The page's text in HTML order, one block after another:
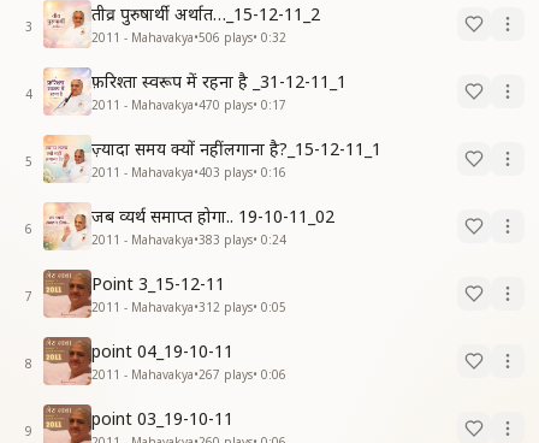
3
तीव्र पुरुषार्थी अर्थात…_15-12-11_2
2011 - Mahavakya•506 plays• 0:32
4
फ़रिश्ता स्वरूप में रहना है _31-12-11_1
2011 - Mahavakya•470 plays• 0:17
5
ज़्यादा समय क्यों नहीं लगाना है?_15-12-11_1
2011 - Mahavakya•403 plays• 0:16
6
जब व्यर्थ समाप्त होगा.. 19-10-11_02
2011 - Mahavakya•383 plays• 0:24
7
Point 3_15-12-11
2011 - Mahavakya•312 plays• 0:05
8
point 04_19-10-11
2011 - Mahavakya•267 plays• 0:06
9
point 03_19-10-11